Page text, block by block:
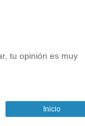
tu opinión es muy
Inicio